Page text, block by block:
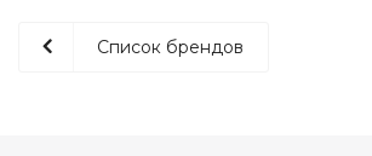
Список брендов